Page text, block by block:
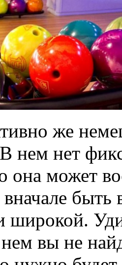
же
нем нет
она может
быть
широкой.
вы не